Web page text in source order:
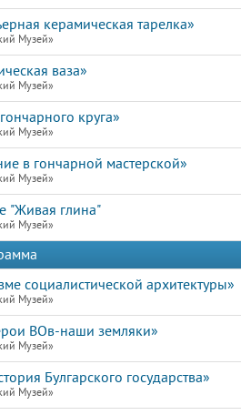
керамическая тарелка»
Музей»
ваза»
Музей»
круга»
Музей»
в гончарной мастерской»
Музей»
"Живая глина"
Музей»
социалистической архитектуры»
Музей»
ВОв-наши земляки»
Музей»
Булгарского государства»
Музей»